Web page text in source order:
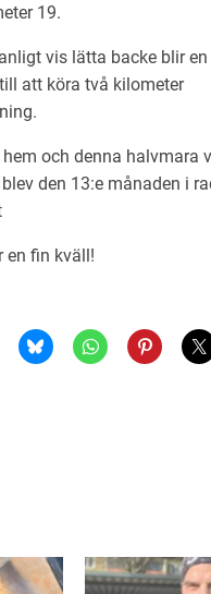
19.
vis lätta backe blir en
att köra två kilometer
och denna halvmara
den 13:e månaden i
en fin kväll!